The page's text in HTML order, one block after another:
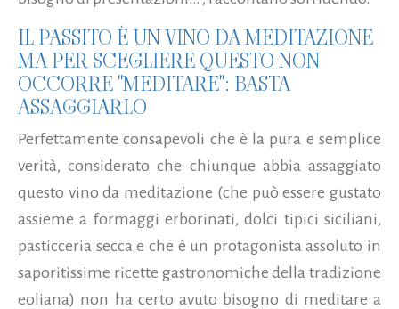
IL PASSITO È UN VINO DA MEDITAZIONE
MA PER SCEGLIERE QUESTO NON
OCCORRE "MEDITARE": BASTA
ASSAGGIARLO
Perfettamente consapevoli che è la pura e semplice
verità, considerato che chiunque abbia assaggiato
questo vino da meditazione (che può essere gustato
assieme a formaggi erborinati, dolci tipici siciliani,
pasticceria secca e che è un protagonista assoluto in
saporitissime ricette gastronomiche della tradizione
eoliana) non ha certo avuto bisogno di meditare a